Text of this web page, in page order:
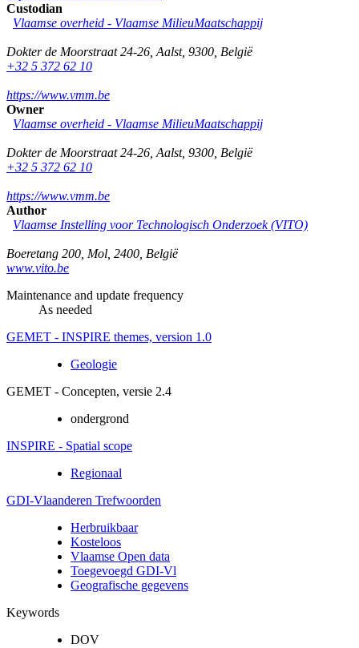
Custodian
Vlaamse overheid - Vlaamse MilieuMaatschappij
Dokter de Moorstraat 24-26 Aalst, 9300 België
+32 5 372 62 10
https://www.vmm.be
Owner
Vlaamse overheid - Vlaamse MilieuMaatschappij
Dokter de Moorstraat 24-26 Aalst, 9300 België
+32 5 372 62 10
https://www.vmm.be
Author
Vlaamse Instelling voor Technologisch Onderzoek (VITO)
Boeretang 200 Mol 2400 België
www.vito.be
Maintenance and update frequency
As needed
GEMET - INSPIRE themes, version 1.0
Geologie
GEMET - Concepten, versie 2.4
ondergrond
INSPIRE - Spatial scope
Regionaal
GDI-Vlaanderen Trefwoorden
Herbruikbaar
Kosteloos
Vlaamse Open data
Toegevoegd GDI-Vl
Geografische gegevens
Keywords
DOV